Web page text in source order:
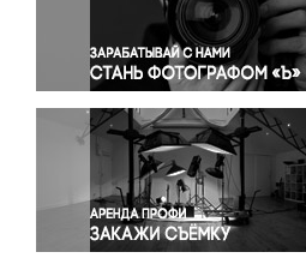
Правосудие
Происшествия и конфликты
Религия
Светская жизнь
Спорт
Экология
Экономика и бизнес